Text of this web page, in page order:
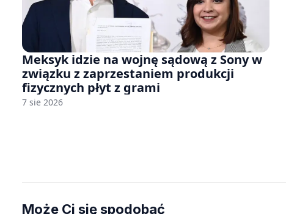
Meksyk idzie na wojnę sądową z Sony w
związku z zaprzestaniem produkcji
fizycznych płyt z grami
7 sie 2026
Może Ci się spodobać